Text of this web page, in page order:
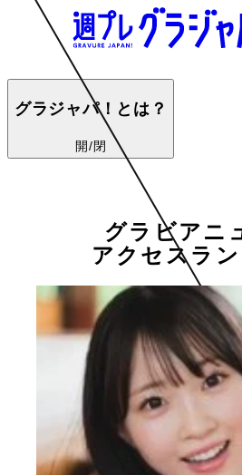
グラジャパ！とは？
開/閉
グラビアニ
アクセスラ